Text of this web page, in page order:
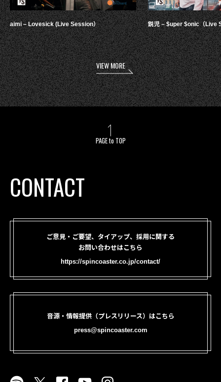
aimi – Lovesick (Live Session） 鋭児 – $uper $onic（Live
VIEW MORE
PAGE to TOP
CONTACT
ご意見・ご要望、タイアップ、採用に関する
お問い合わせはこちら
https://spincoaster.co.jp/contact/
音源・情報提供（プレスリリース）はこちら
press@spincoaster.com